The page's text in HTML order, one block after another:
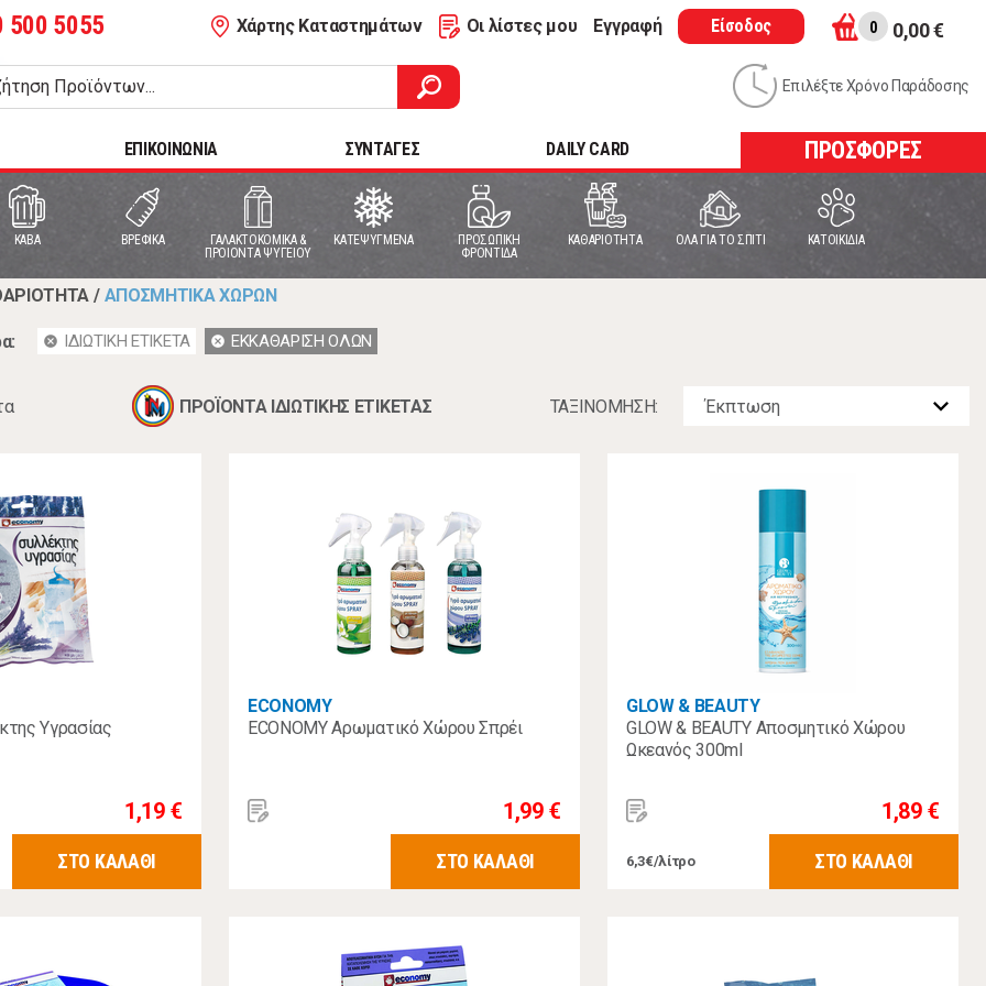
500 5055 Χάρτης Καταστημάτων Οι λίστες μου Εγγραφή Είσοδος 0 0,00 €
Επιλέξτε Χρόνο Παράδοσης
ΕΠΙΚΟΙΝΩΝΙΑ ΣΥΝΤΑΓΕΣ DAILY CARD ΠΡΟΣΦΟΡΕΣ
ΚΑΒΑ ΒΡΕΦΙΚΑ
ΓΑΛΑΚΤΟΚΟΜΙΚΑ &
ΠΡΟΙΟΝΤΑ ΨΥΓΕΙΟΥ
ΚΑΤΕΨΥΓΜΕΝΑ
ΠΡΟΣΩΠΙΚΗ
ΦΡΟΝΤΙΔΑ
ΚΑΘΑΡΙΟΤΗΤΑ ΟΛΑ ΓΙΑ ΤΟ ΣΠΙΤΙ ΚΑΤΟΙΚΙΔΙΑ
/ ΑΠΟΣΜΗΤΙΚΑ ΧΩΡΩΝ
cancel ΙΔΙΩΤΙΚΗ ΕΤΙΚΕΤΑ cancel ΕΚΚΑΘΑΡΙΣΗ ΟΛΩΝ
ΠΡΟΪΟΝΤΑ ΙΔΙΩΤΙΚΗΣ ΕΤΙΚΕΤΑΣ ΤΑΞΙΝOΜΗΣΗ:
Υγρασίας
1,19 €
ΣΤΟ ΚΑΛΑΘΙ
ECONOMY
ECONOMY Αρωματικό Χώρου Σπρέι
1,99 €
ΣΤΟ ΚΑΛΑΘΙ
GLOW & BEAUTY
GLOW & BEAUTY Αποσμητικό Χώρου
Ωκεανός 300ml
1,89 €
6,3€/λίτρο ΣΤΟ ΚΑΛΑΘΙ